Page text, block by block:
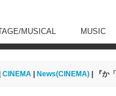
MUSICAL MUSIC
CINEMA News(CINEMA) | 『か